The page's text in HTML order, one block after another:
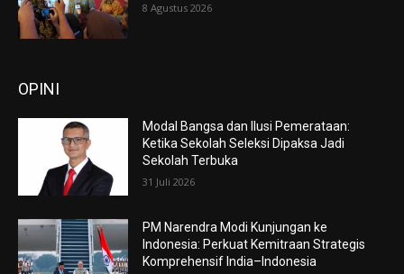
8 Agustus 2026
OPINI
Modal Bangsa dan Ilusi Pemerataan:
Ketika Sekolah Seleksi Dipaksa Jadi
Sekolah Terbuka
31 Juli 2026
PM Narendra Modi Kunjungan ke
Indonesia: Perkuat Kemitraan Strategis
Komprehensif India–Indonesia